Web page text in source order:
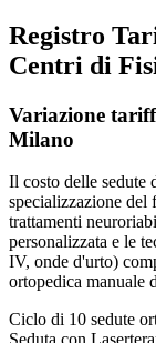
Registro
Centri di
Variazione
Milano
Il costo delle sedute
specializzazione del
trattamenti
personalizzata e le
IV, onde d'urto)
ortopedica manuale
Ciclo di 10 sedute